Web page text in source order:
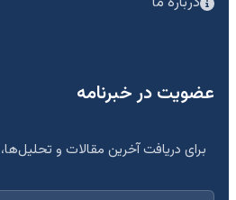
عضویت در خبرنامه
برای دریافت آخرین مقالات و